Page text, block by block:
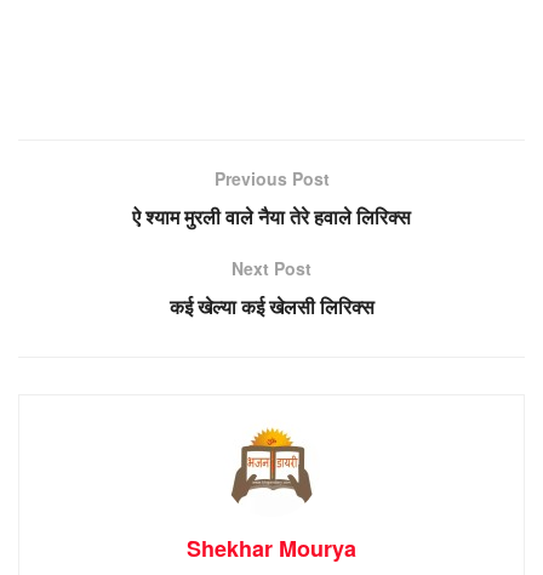
Previous Post
ऐ श्याम मुरली वाले नैया तेरे हवाले लिरिक्स
Next Post
कई खेल्या कई खेलसी लिरिक्स
Shekhar Mourya